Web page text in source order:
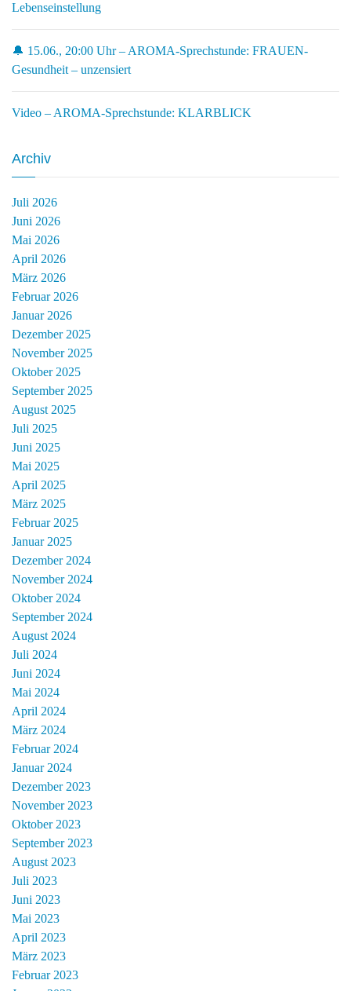
Lebenseinstellung
🔔 15.06., 20:00 Uhr – AROMA-Sprechstunde: FRAUEN-
Gesundheit – unzensiert
Video – AROMA-Sprechstunde: KLARBLICK
Archiv
Juli 2026
Juni 2026
Mai 2026
April 2026
März 2026
Februar 2026
Januar 2026
Dezember 2025
November 2025
Oktober 2025
September 2025
August 2025
Juli 2025
Juni 2025
Mai 2025
April 2025
März 2025
Februar 2025
Januar 2025
Dezember 2024
November 2024
Oktober 2024
September 2024
August 2024
Juli 2024
Juni 2024
Mai 2024
April 2024
März 2024
Februar 2024
Januar 2024
Dezember 2023
November 2023
Oktober 2023
September 2023
August 2023
Juli 2023
Juni 2023
Mai 2023
April 2023
März 2023
Februar 2023